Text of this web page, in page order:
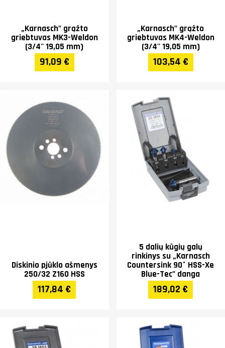
„Karnasch" grąžto
griebtuvas MK3-Weldon
(3/4'' 19,05 mm)
91,09 €
„Karnasch" grąžto
griebtuvas MK4-Weldon
(3/4'' 19,05 mm)
103,54 €
Diskinio pjūklo ašmenys
250/32 Z160 HSS
117,84 €
5 dalių kūgių galų
rinkinys su „Karnasch
Countersink 90° HSS-Xe
Blue-Tec" danga
189,02 €